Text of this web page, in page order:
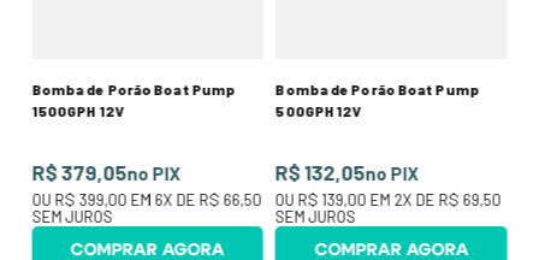
Bomba de Porão Boat Pump
1500GPH 12V
R$ 379,05no PIX
OU R$ 399,00 EM 6X DE R$ 66,50
SEM JUROS
COMPRAR AGORA
Bomba de Porão Boat Pump
500GPH 12V
R$ 132,05no PIX
OU R$ 139,00 EM 2X DE R$ 69,50
SEM JUROS
COMPRAR AGORA